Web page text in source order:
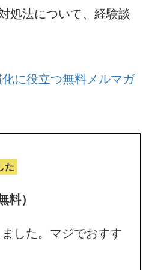
処法について、経験談
に役立つ無料メルマガ
た
料）
した。マジでおすす